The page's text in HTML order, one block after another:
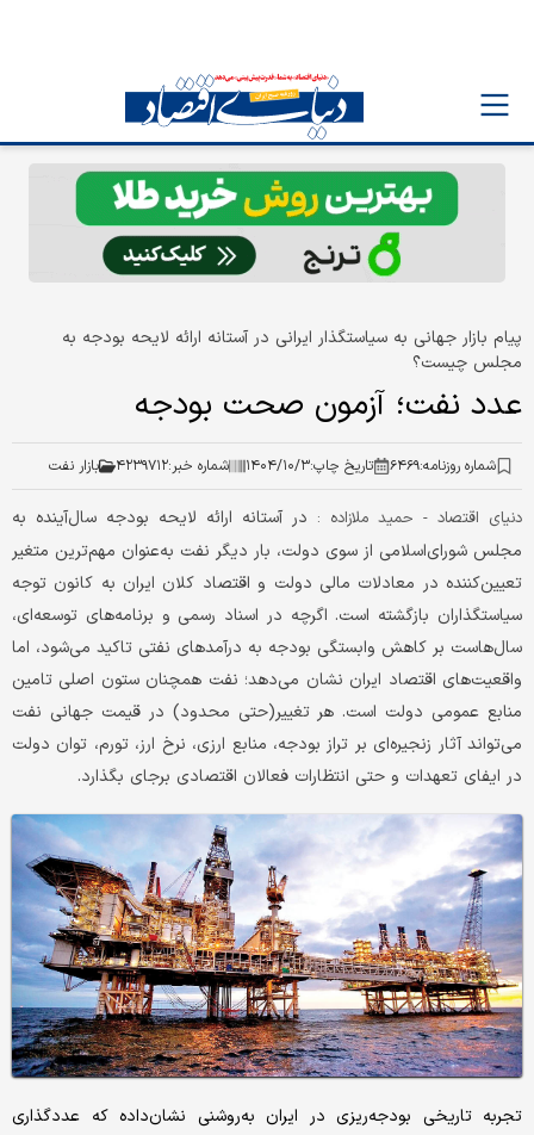
پیام بازار جهانی به سیاستگذار ایرانی در آستانه ارائه لایحه بودجه ‌به
مجلس چیست؟
عدد نفت؛ آزمون صحت بودجه
شماره روزنامه:۶۴۶۹ تاریخ چاپ:۱۴۰۴/۱۰/۳ شماره خبر:۴۲۳۹۷۱۲ بازار نفت
دنیای اقتصاد - حمید ملازاده : در آستانه ارائه لایحه بودجه ‌سال‌آینده به
مجلس شورای‌اسلامی از سوی دولت، ‌بار دیگر نفت به‌عنوان مهم‌ترین متغیر
تعیین‌‌‌‌کننده در معادلات مالی دولت و اقتصاد کلان ایران به کانون توجه
سیاستگذاران بازگشته است. اگرچه در اسناد رسمی و برنامه‌های توسعه‌‌‌‌ای،
سال‌هاست بر کاهش وابستگی بودجه‌ به درآمدهای نفتی تاکید می‌شود، اما
واقعیت‌های اقتصاد ایران نشان می‌دهد؛ نفت همچنان ستون اصلی تامین
منابع عمومی دولت است. هر تغییر(حتی محدود) در قیمت جهانی نفت
می‌تواند آثار زنجیره‌‌‌‌ای بر تراز بودجه، منابع ارزی، نرخ ارز، تورم، توان دولت
در ایفای تعهدات و حتی انتظارات فعالان اقتصادی برجای بگذارد.
تجربه تاریخی بودجه‌‌‌‌ریزی در ایران به‌‌‌‌روشنی نشان‌داده که عددگذاری